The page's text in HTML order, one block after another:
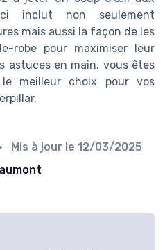
inclut non seulement
mais aussi la façon de les
robe pour maximiser leur
astuces en main, vous êtes
meilleur choix pour vos
• Mis à jour le 12/03/2025